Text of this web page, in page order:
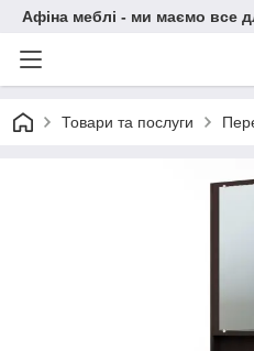
Афіна меблі - ми маємо все
Товари та послуги